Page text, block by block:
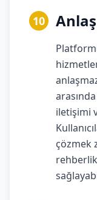
10
iletişimi
çözmek